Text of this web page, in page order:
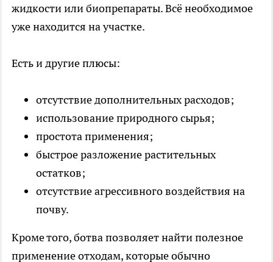
жидкости или биопрепараты. Всё необходимое
уже находится на участке.
Есть и другие плюсы:
отсутствие дополнительных расходов;
использование природного сырья;
простота применения;
быстрое разложение растительных
остатков;
отсутствие агрессивного воздействия на
почву.
Кроме того, ботва позволяет найти полезное
применение отходам, которые обычно